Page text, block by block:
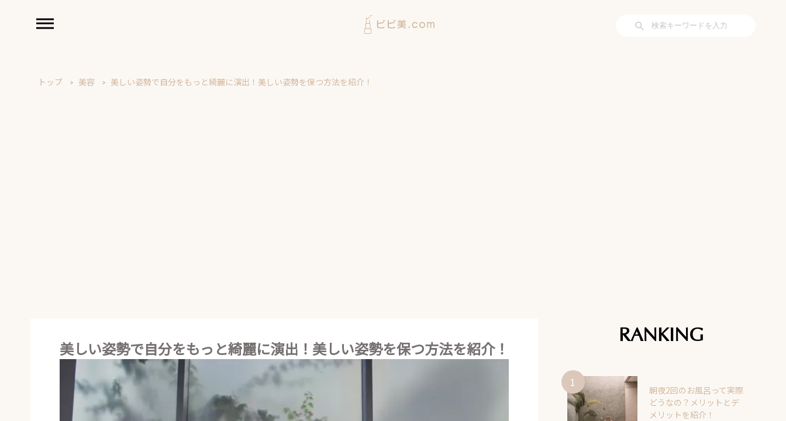
トップ 美容 美しい姿勢で自分をもっと綺麗に演出！美しい姿勢を保つ方法を紹介！
美しい姿勢で自分をもっと綺麗に演出！美しい姿勢を保つ方法を紹介！
RANKING
朝夜2回のお風呂って実際
どうなの？メリットとデ
メリットを紹介！